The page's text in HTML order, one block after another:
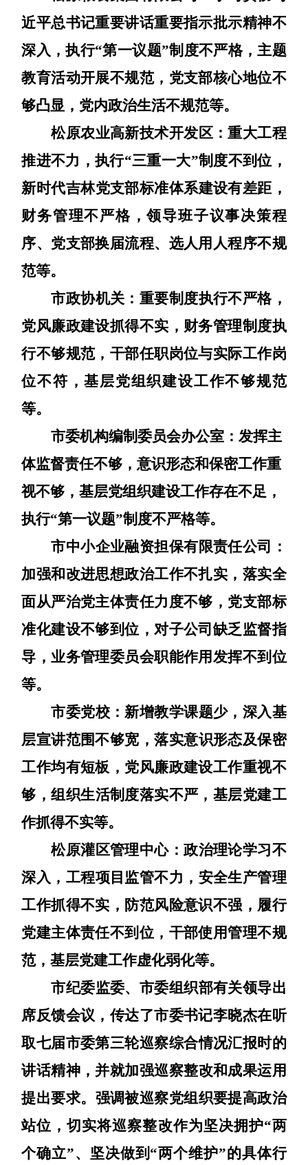
近平总书记重要讲话重要指示批示精神不
深入，执行“第一议题”制度不严格，主题
教育活动开展不规范，党支部核心地位不
够凸显，党内政治生活不规范等。
松原农业高新技术开发区：重大工程
推进不力，执行“三重一大”制度不到位，
新时代吉林党支部标准体系建设有差距，
财务管理不严格，领导班子议事决策程
序、党支部换届流程、选人用人程序不规
范等。
市政协机关： 重要制度执行不严格，
党风廉政建设抓得不实，财务管理制度执
行不够规范，干部任职岗位与实际工作岗
位不符，基层党组织建设工作不够规范
等。
市委机构编制委员会办公室：发挥主
体监督责任不够，意识形态和保密工作重
视不够，基层党组织建设工作存在不足，
执行“第一议题”制度不严格等。
市中小企业融资担保有限责任公司：
加强和改进思想政治工作不扎实，落实全
面从严治党主体责任力度不够，党支部标
准化建设不够到位，对子公司缺乏监督指
导，业务管理委员会职能作用发挥不到位
等。
市委党校：新增教学课题少，深入基
层宣讲范围不够宽，落实意识形态及保密
工作均有短板， 党风廉政建设工作重视不
够，组织生活制度落实不严， 基层党建工
作抓得不实等。
松原灌区管理中心：政治理论学习不
深入， 工程项目监管不力，安全生产管理
工作抓得不实， 防范风险意识不强， 履行
党建主体责任不到位，干部使用管理不规
范，基层党建工作虚化弱化等。
市纪委监委、市委组织部有关领导出
席反馈会议，传达了市委书记李晓杰在听
取七届市委第三轮巡察综合情况汇报时的
讲话精神，并就加强巡察整改和成果运用
提出要求。 强调被巡察党组织要提高政治
站位，切实将巡察整改作为坚决拥护“两
个确立”、坚决做到“两个维护”的具体行